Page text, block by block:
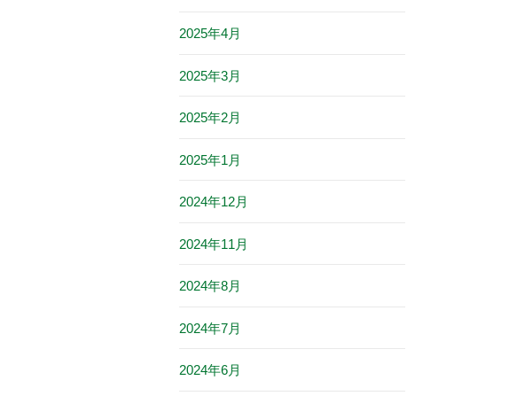
2025年4月
2025年3月
2025年2月
2025年1月
2024年12月
2024年11月
2024年8月
2024年7月
2024年6月